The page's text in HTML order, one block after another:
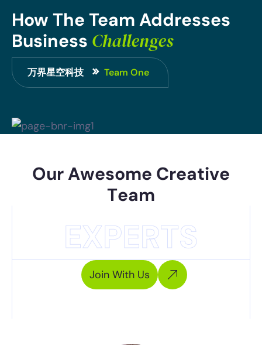
How The Team Addresses
Business Challenges
万界星空科技 Team One
OurAwesome Creative
Team
EXPERTS
Join With Us